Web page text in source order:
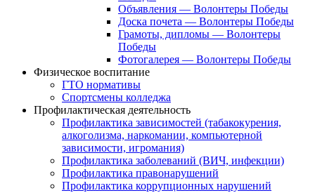
Объявления — Волонтеры Победы
Доска почета — Волонтеры Победы
Грамоты, дипломы — Волонтеры
Победы
Фотогалерея — Волонтеры Победы
Физическое воспитание
ГТО нормативы
Спортсмены колледжа
Профилактическая деятельность
Профилактика зависимостей (табакокурения,
алкоголизма, наркомании, компьютерной
зависимости, игромания)
Профилактика заболеваний (ВИЧ, инфекции)
Профилактика правонарушений
Профилактика коррупционных нарушений